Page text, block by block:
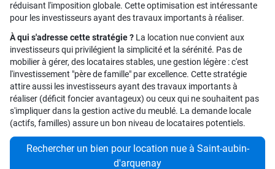
réduisant l'imposition globale. Cette optimisation est intéressante
pour les investisseurs ayant des travaux importants à réaliser.
À qui s'adresse cette stratégie ? La location nue convient aux
investisseurs qui privilégient la simplicité et la sérénité. Pas de
mobilier à gérer, des locataires stables, une gestion légère : c'est
l'investissement "père de famille" par excellence. Cette stratégie
attire aussi les investisseurs ayant des travaux importants à
réaliser (déficit foncier avantageux) ou ceux qui ne souhaitent pas
s'impliquer dans la gestion active du meublé. La demande locale
(actifs, familles) assure un bon niveau de locataires potentiels.
Rechercher un bien pour location nue à Saint-aubin-
d'arquenay